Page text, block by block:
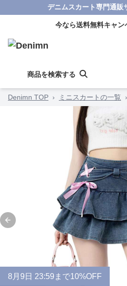
デニムスカート専門通販
今なら送料無料キャン
商品を検索する
Denimn TOP › ミニスカートの一覧 ›
Previous slide
8 月 9 日 23:59まで10%OFF